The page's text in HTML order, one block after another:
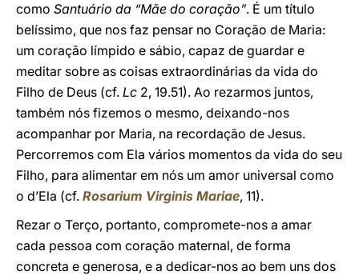
como Santuário da “Mãe do coração”. É um título
belíssimo, que nos faz pensar no Coração de Maria:
um coração límpido e sábio, capaz de guardar e
meditar sobre as coisas extraordinárias da vida do
Filho de Deus (cf. Lc 2, 19.51). Ao rezarmos juntos,
também nós fizemos o mesmo, deixando-nos
acompanhar por Maria, na recordação de Jesus.
Percorremos com Ela vários momentos da vida do seu
Filho, para alimentar em nós um amor universal como
o d’Ela (cf. Rosarium Virginis Mariae, 11).
Rezar o Terço, portanto, compromete-nos a amar
cada pessoa com coração maternal, de forma
concreta e generosa, e a dedicar-nos ao bem uns dos